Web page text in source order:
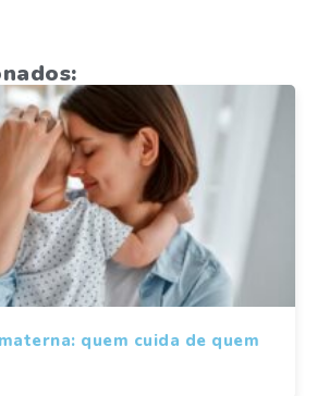
quem cuida de quem